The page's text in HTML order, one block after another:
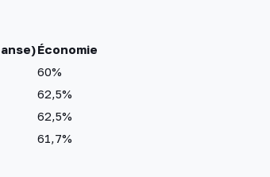
Économie
60%
62,5%
62,5%
61,7%